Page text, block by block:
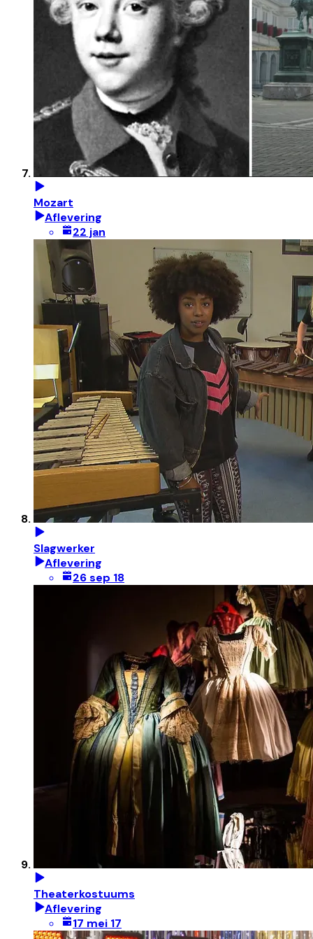
Mozart
Aflevering
22 jan
Slagwerker
Aflevering
26 sep 18
Theaterkostuums
Aflevering
17 mei 17